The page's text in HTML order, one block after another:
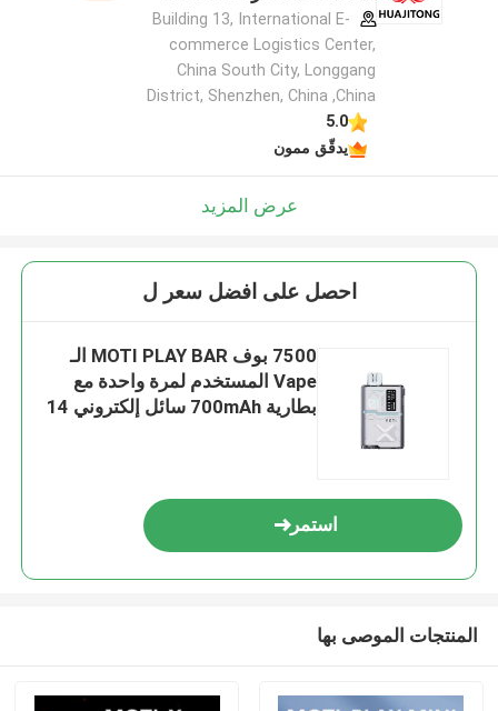
Building 13, International E-
commerce Logistics Center,
China South City, Longgang
District, Shenzhen, China ,China
5.0
يدقّق ممون
عرض المزيد
احصل على افضل سعر ل
7500 بوف MOTI PLAY BAR الـ
Vape المستخدم لمرة واحدة مع
بطارية 700mAh سائل إلكتروني 14
استمر
المنتجات الموصى بها